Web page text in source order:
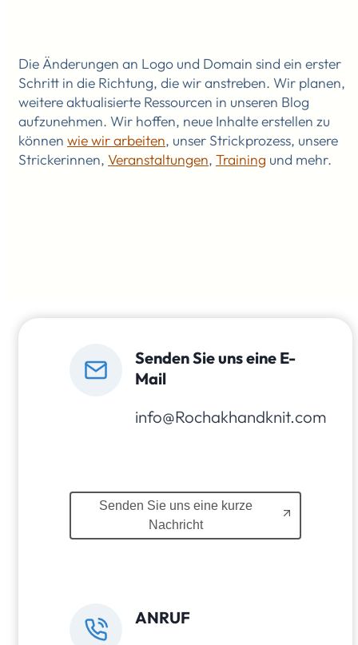
Die Änderungen an Logo und Domain sind ein erster
Schritt in die Richtung, die wir anstreben. Wir planen,
weitere aktualisierte Ressourcen in unseren Blog
aufzunehmen. Wir hoffen, neue Inhalte erstellen zu
können wie wir arbeiten, unser Strickprozess, unsere
Strickerinnen, Veranstaltungen, Training und mehr.
Senden Sie uns eine E-
Mail
info@Rochakhandknit.com
Senden Sie uns eine kurze
Nachricht
ANRUF